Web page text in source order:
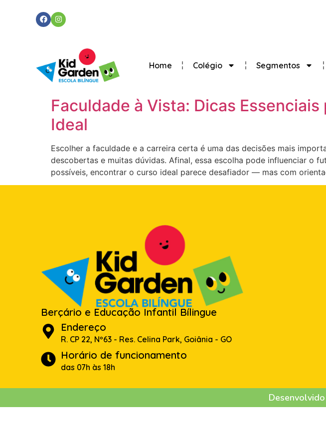
Home Colégio Segmentos
Faculdade à Vista: Dicas
Ideal
Escolher a faculdade e a carreira certa é uma das decisões mais
descobertas e muitas dúvidas. Afinal, essa escolha pode influenciar o
possíveis, encontrar o curso ideal parece desafiador — mas com
Berçário e Educação Infantil Bílingue
Endereço
R. CP 22, Nº63 - Res. Celina Park, Goiânia - GO
Horário de funcionamento
das 07h às 18h